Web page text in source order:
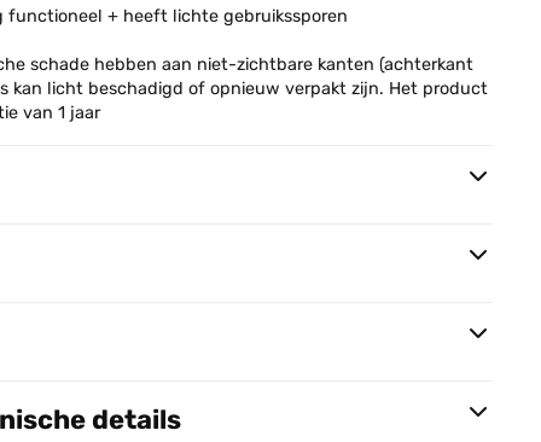
functioneel + heeft lichte gebruikssporen
schade hebben aan niet-zichtbare kanten (achterkant
kan licht beschadigd of opnieuw verpakt zijn. Het product
van 1 jaar
details